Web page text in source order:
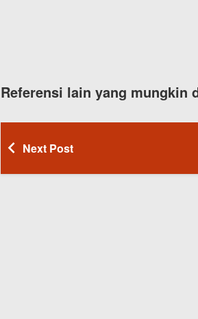
Referensi lain yang mungkin
Next Post